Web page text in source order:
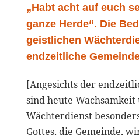
„Habt acht auf euch
ganze Herde“. Die
geistlichen
endzeitliche
[Angesichts der
sind heute
Wächterdienst
Gottes, die Gemeinde,